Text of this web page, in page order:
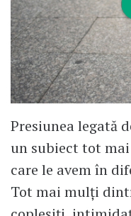
Presiunea legată
un subiect tot
care le avem în
Tot mai mulți